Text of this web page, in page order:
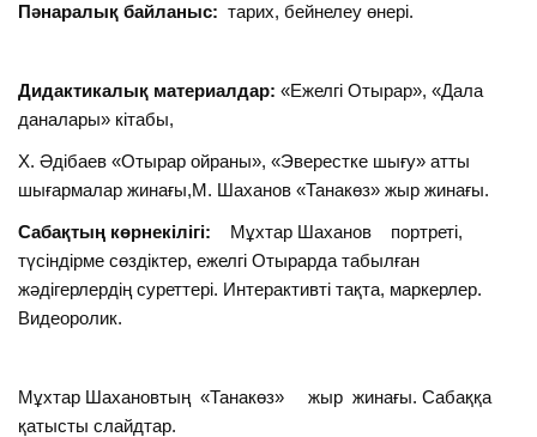
Пәнаралық байланыс: тарих, бейнелеу өнері.
Дидактикалық материалдар:«Ежелгі Отырар», «Дала
даналары» кітабы,
Х. Әдібаев «Отырар ойраны», «Эверестке шығу» атты
шығармалар жинағы,М. Шаханов «Танакөз» жыр жинағы.
Сабақтың көрнекілігі: Мұхтар Шаханов портреті,
түсіндірме сөздіктер, ежелгі Отырарда табылған
жәдігерлердің суреттері. Интерактивті тақта, маркерлер.
Видеоролик.
Мұхтар Шахановтың «Танакөз» жыр жинағы. Сабаққа
қатысты слайдтар.